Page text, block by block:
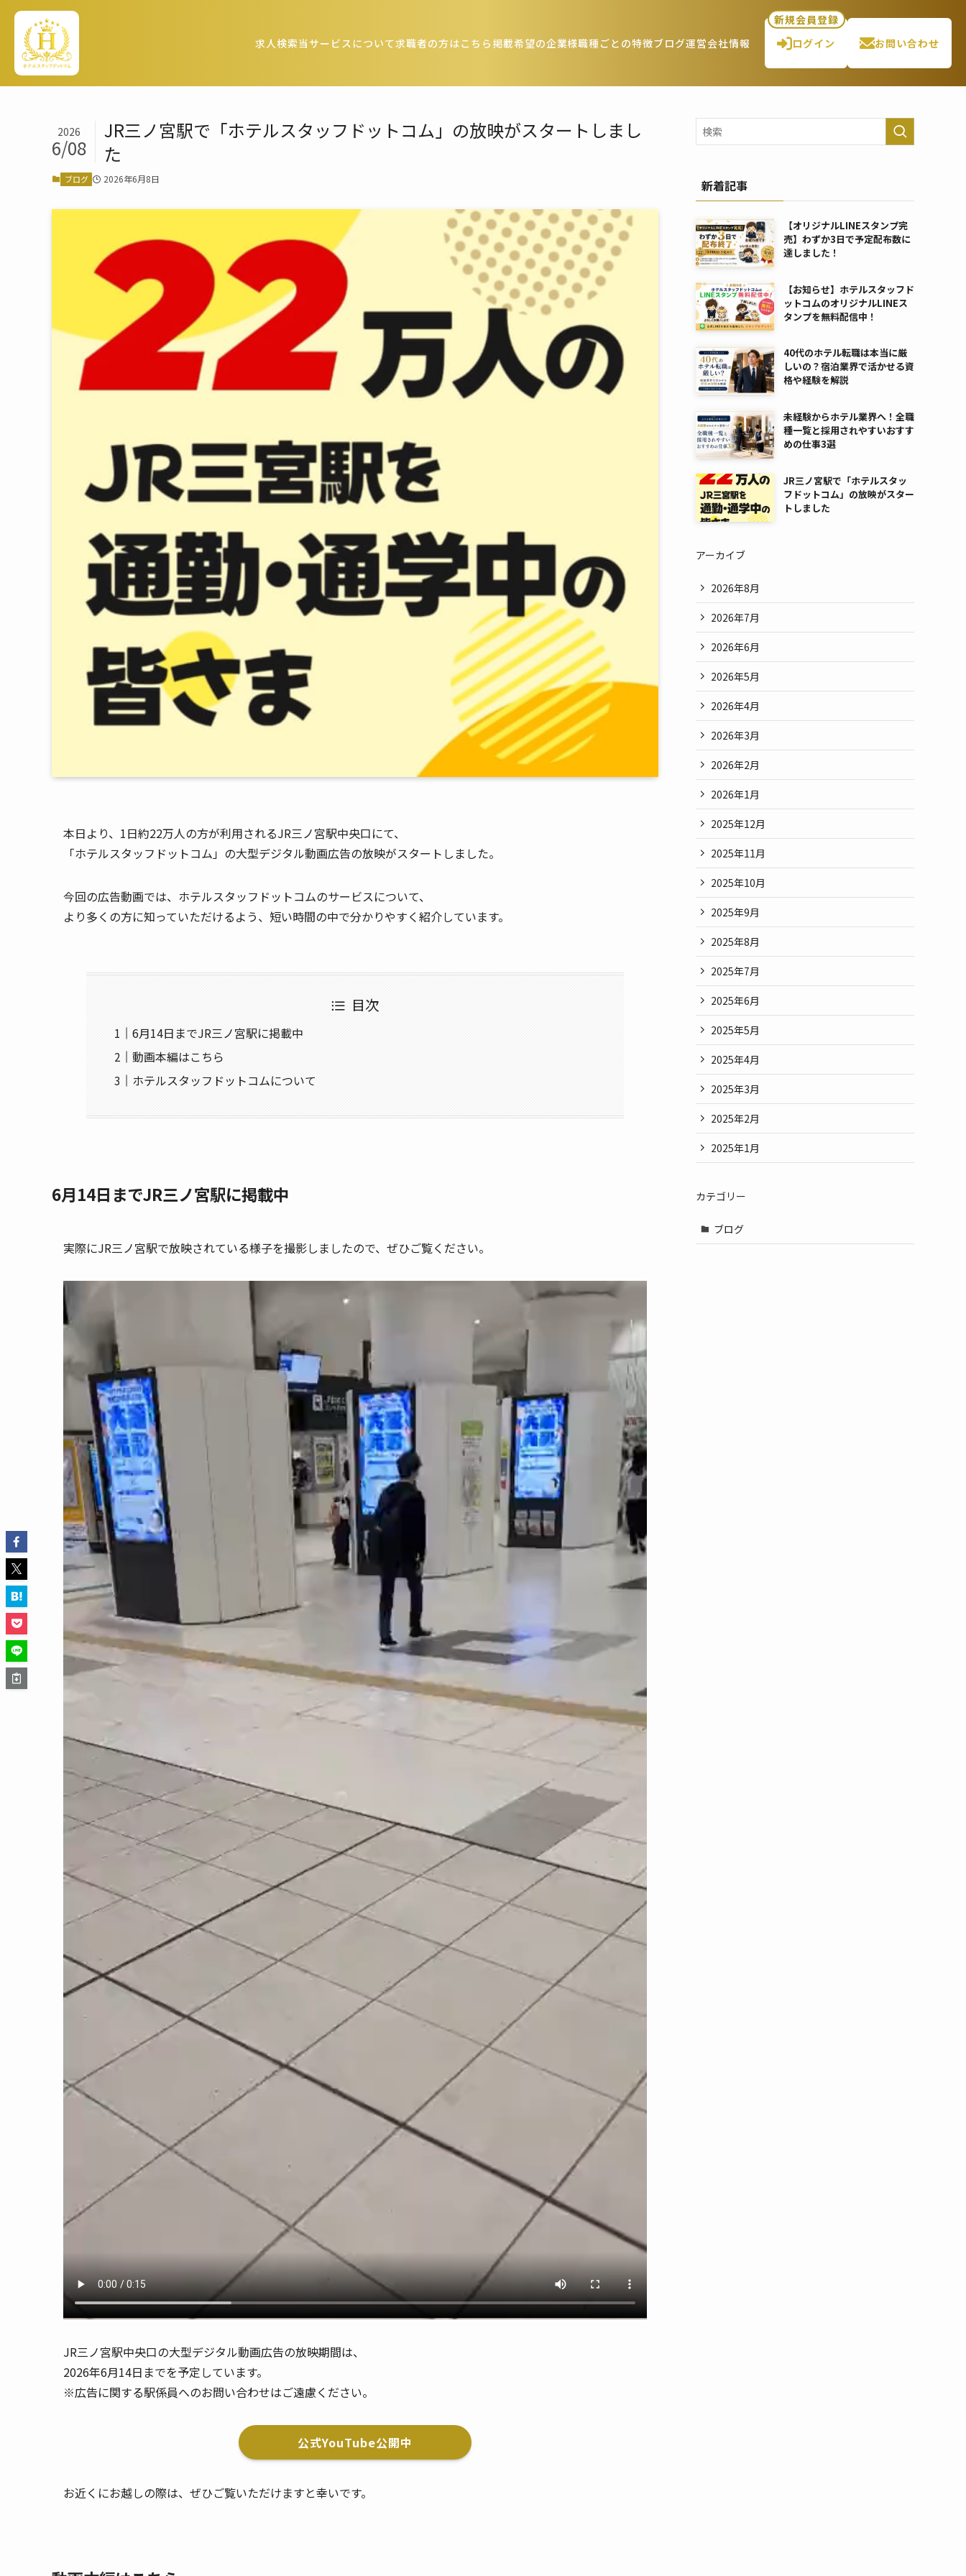
求人検索当サービスについて求職者の方はこちら 掲載希望の企業様職種ごとの特徴ブログ運営会社情報
新規会員登録
ログイン
お問い合わせ
JR三ノ宮駅で「ホテルスタッフドットコム」の放映がスタートしまし
た
2026
6/08
ブログ 2026年6月8日
本日より、1日約22万人の方が利用されるJR三ノ宮駅中央口にて、
「ホテルスタッフドットコム」の大型デジタル動画広告の放映がスタートしました。
今回の広告動画では、ホテルスタッフドットコムのサービスについて、
より多くの方に知っていただけるよう、短い時間の中で分かりやすく紹介しています。
目次
6月14日までJR三ノ宮駅に掲載中
動画本編はこちら
ホテルスタッフドットコムについて
6月14日までJR三ノ宮駅に掲載中
実際にJR三ノ宮駅で放映されている様子を撮影しましたので、ぜひご覧ください。
JR三ノ宮駅中央口の大型デジタル動画広告の放映期間は、
2026年6月14日までを予定しています。
※広告に関する​駅係員へのお問い合わせはご遠慮ください。
公式YouTube公開中
お近くにお越しの際は、ぜひご覧いただけますと幸いです。
新着記事
【オリジナルLINEスタンプ完
売】わずか3日で予定配布数に
達しました！
【お知らせ】ホテルスタッフド
ットコムのオリジナルLINEス
タンプを無料配信中！
40代のホテル転職は本当に厳
しいの？宿泊業界で活かせる資
格や経験を解説
未経験からホテル業界へ！全職
種一覧と採用されやすいおすす
めの仕事3選
JR三ノ宮駅で「ホテルスタッ
フドットコム」の放映がスター
トしました
アーカイブ
2026年8月
2026年7月
2026年6月
2026年5月
2026年4月
2026年3月
2026年2月
2026年1月
2025年12月
2025年11月
2025年10月
2025年9月
2025年8月
2025年7月
2025年6月
2025年5月
2025年4月
2025年3月
2025年2月
2025年1月
カテゴリー
ブログ